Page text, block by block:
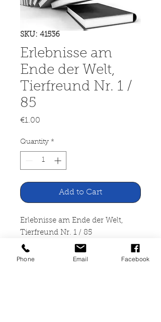
SKU: 41536
Erlebnisse am
Ende der Welt,
Tierfreund Nr. 1 /
85
€1.00
Quantity *
Add to Cart
Erlebnisse am Ende der Welt,
Tierfreund Nr. 1 / 85
Verlag Deutscher Tierschutz-
Phone Email Facebook